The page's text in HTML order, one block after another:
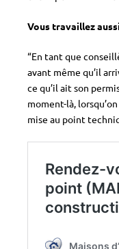
Vous travaillez
“En tant que
avant même qu’il
ce qu’il ait son
moment-là,
mise au point